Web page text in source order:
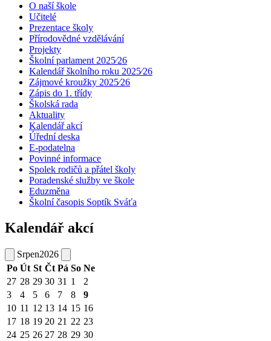
O naší škole
Učitelé
Prezentace školy
Přírodovědné vzdělávání
Projekty
Školní parlament 2025⁄26
Kalendář školního roku 2025⁄26
Zájmové kroužky 2025⁄26
Zápis do 1. třídy
Školská rada
Aktuality
Kalendář akcí
Úřední deska
E-podatelna
Povinné informace
Spolek rodičů a přátel školy
Poradenské služby ve škole
Eduzměna
Školní časopis Soptík Sváťa
Kalendář akcí
Srpen2026
Po Út St Čt Pá So Ne
27 28 29 30 31 1
2
3
4 5 6 7 8
9
10 11 12 13 14 15 16
17 18 19 20 21 22 23
24 25 26 27 28 29 30